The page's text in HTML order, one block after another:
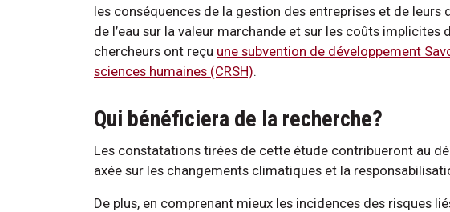
les conséquences de la gestion des entreprises et de
de l’eau sur la valeur marchande et sur les coûts
chercheurs ont reçu une subvention de développement
sciences humaines (CRSH).
Qui bénéficiera de la recherche?
Les constatations tirées de cette étude contribueront au
axée sur les changements climatiques et la
De plus, en comprenant mieux les incidences des risques